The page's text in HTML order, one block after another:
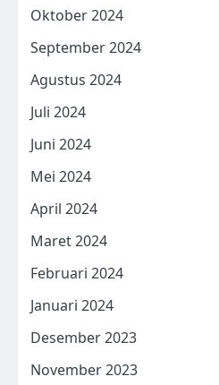
Oktober 2024
September 2024
Agustus 2024
Juli 2024
Juni 2024
Mei 2024
April 2024
Maret 2024
Februari 2024
Januari 2024
Desember 2023
November 2023